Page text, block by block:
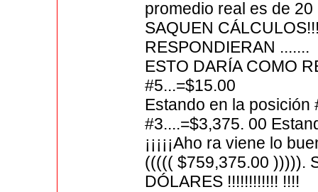
promedio real es de
SAQUEN
RESPONDIERAN .......
ESTO DARÍA COMO
#5...=$15.00
Estando en la posición
#3....=$3,375. 00
¡¡¡¡¡Aho ra viene lo
((((( $759,375.00 ))))).
DÓLARES !!!!!!!!!!!! !!!!